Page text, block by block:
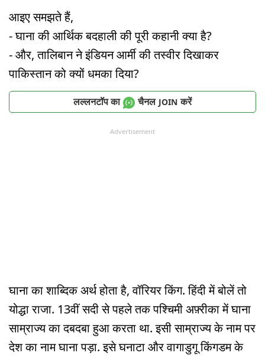
आइए समझते हैं,
- घाना की आर्थिक बदहाली की पूरी कहानी क्या है?
- और, तालिबान ने इंडियन आर्मी की तस्वीर दिखाकर
पाकिस्तान को क्यों धमका दिया?
लल्लनटॉप का चैनल JOIN करें
Advertisement
घाना का शाब्दिक अर्थ होता है, वॉरियर किंग. हिंदी में बोलें तो
योद्धा राजा. 13वीं सदी से पहले तक पश्चिमी अफ़्रीका में घाना
साम्राज्य का दबदबा हुआ करता था. इसी साम्राज्य के नाम पर
देश का नाम घाना पड़ा. इसे घनाटा और वागाडुगू किंगडम के